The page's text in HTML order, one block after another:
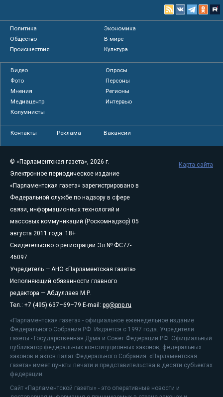
Политика
Экономика
Общество
В мире
Происшествия
Культура
Видео
Опросы
Фото
Персоны
Мнения
Регионы
Медиацентр
Интервью
Колумнисты
Контакты Реклама Вакансии
© «Парламентская газета», 2026 г.
Электронное периодическое издание
«Парламентская газета» зарегистрировано в
Федеральной службе по надзору в сфере
связи, информационных технологий и
массовых коммуникаций (Роскомнадзор) 05
августа 2011 года. 18+
Свидетельство о регистрации Эл № ФС77-
46097
Учредитель — АНО «Парламентская газета»
Исполняющий обязанности главного
редактора — Абдуллаев М.Р.
Тел.: +7 (495) 637–69–79 E-mail: pg@pnp.ru
«Парламентская газета» - официальное еженедельное издание
Федерального Собрания РФ. Издается с 1997 года. Учредители
газеты - Государственная Дума и Совет Федерации РФ. Официальный
публикатор федеральных конституционных законов, федеральных
законов и актов палат Федерального Собрания. «Парламентская
газета» имеет пункты печати и представительства в десяти субъектах
федерации.
Сайт «Парламентской газеты» - это оперативные новости и
Карта сайта